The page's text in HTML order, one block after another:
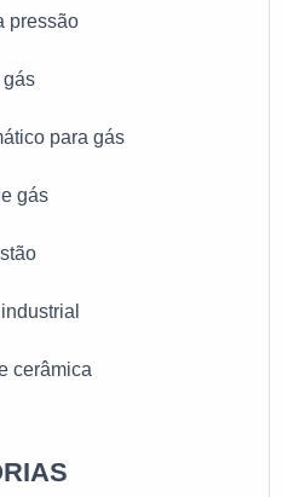
pressão
gás
para gás
gás
cerâmica